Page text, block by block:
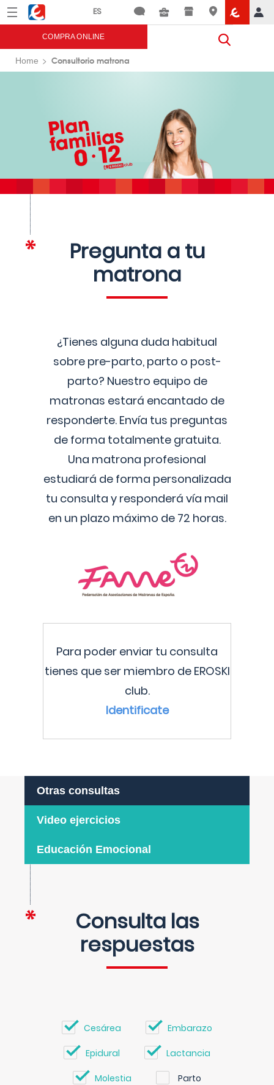
Menú Eroski
COMPRA ONLINE
Home Consultorio matrona
Pregunta a tu
matrona
¿Tienes alguna duda habitual
sobre pre-parto, parto o post-
parto? Nuestro equipo de
matronas estará encantado de
responderte. Envía tus preguntas
de forma totalmente gratuita.
Una matrona profesional
estudiará de forma personalizada
tu consulta y responderá vía mail
en un plazo máximo de 72 horas.
Para poder enviar tu consulta
tienes que ser miembro de EROSKI
club.
Identificate
Otras consultas
Video ejercicios
Educación Emocional
Consulta las
respuestas
Cesárea Embarazo
Epidural Lactancia
Molestia Parto